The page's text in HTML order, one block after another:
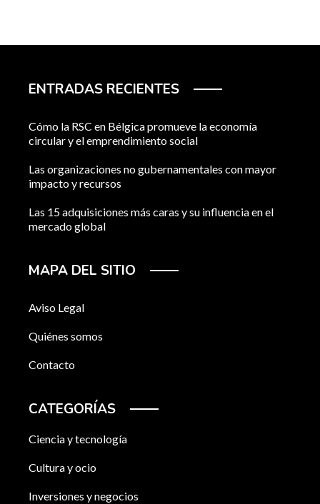
ENTRADAS RECIENTES
Cómo la RSC en Bélgica promueve la economía
circular y el emprendimiento social
Las organizaciones no gubernamentales con mayor
impacto y recursos
Las 15 adquisiciones más caras y su influencia en el
mercado global
MAPA DEL SITIO
Aviso Legal
Quiénes somos
Contacto
CATEGORÍAS
Ciencia y tecnología
Cultura y ocio
Inversiones y negocios